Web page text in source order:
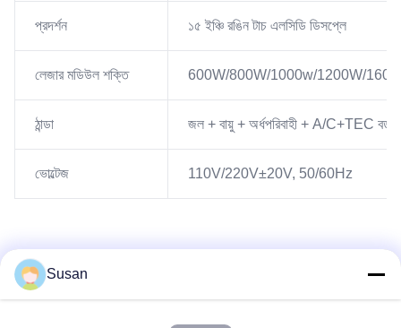
প্রদর্শন ১৫ ইঞ্চি রঙিন টাচ এলসিডি ডিসপ্লে
লেজার মডিউল শক্তি 600W/800W/1000w/1200W/
ঠান্ডা জল + বায়ু + অর্ধপরিবাহী + A/C+TEC বড়
ভোল্টেজ 110V/220V±20V, 50/60Hz
Susan